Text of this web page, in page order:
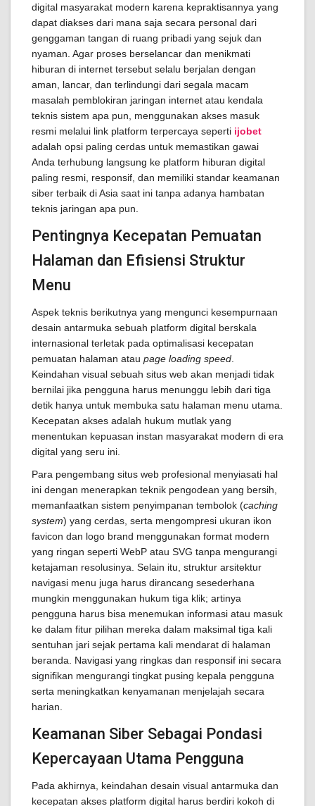
digital masyarakat modern karena kepraktisannya yang
dapat diakses dari mana saja secara personal dari
genggaman tangan di ruang pribadi yang sejuk dan
nyaman. Agar proses berselancar dan menikmati
hiburan di internet tersebut selalu berjalan dengan
aman, lancar, dan terlindungi dari segala macam
masalah pemblokiran jaringan internet atau kendala
teknis sistem apa pun, menggunakan akses masuk
resmi melalui link platform terpercaya seperti ijobet
adalah opsi paling cerdas untuk memastikan gawai
Anda terhubung langsung ke platform hiburan digital
paling resmi, responsif, dan memiliki standar keamanan
siber terbaik di Asia saat ini tanpa adanya hambatan
teknis jaringan apa pun.
Pentingnya Kecepatan Pemuatan
Halaman dan Efisiensi Struktur
Menu
Aspek teknis berikutnya yang mengunci kesempurnaan
desain antarmuka sebuah platform digital berskala
internasional terletak pada optimalisasi kecepatan
pemuatan halaman atau page loading speed
Keindahan visual sebuah situs web akan menjadi tidak
bernilai jika pengguna harus menunggu lebih dari tiga
detik hanya untuk membuka satu halaman menu utama.
Kecepatan akses adalah hukum mutlak yang
menentukan kepuasan instan masyarakat modern di era
digital yang seru ini.
Para pengembang situs web profesional menyiasati hal
ini dengan menerapkan teknik pengodean yang bersih,
memanfaatkan sistem penyimpanan tembolok (caching
system) yang cerdas, serta mengompresi ukuran ikon
favicon dan logo brand menggunakan format modern
yang ringan seperti WebP atau SVG tanpa mengurangi
ketajaman resolusinya. Selain itu, struktur arsitektur
navigasi menu juga harus dirancang sesederhana
mungkin menggunakan hukum tiga klik; artinya
pengguna harus bisa menemukan informasi atau masuk
ke dalam fitur pilihan mereka dalam maksimal tiga kali
sentuhan jari sejak pertama kali mendarat di halaman
beranda. Navigasi yang ringkas dan responsif ini secara
signifikan mengurangi tingkat pusing kepala pengguna
serta meningkatkan kenyamanan menjelajah secara
harian.
Keamanan Siber Sebagai Pondasi
Kepercayaan Utama Pengguna
Pada akhirnya, keindahan desain visual antarmuka dan
kecepatan akses platform digital harus berdiri kokoh di